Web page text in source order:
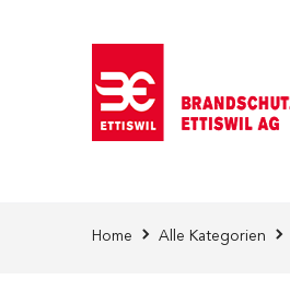
Home Alle Kategorien